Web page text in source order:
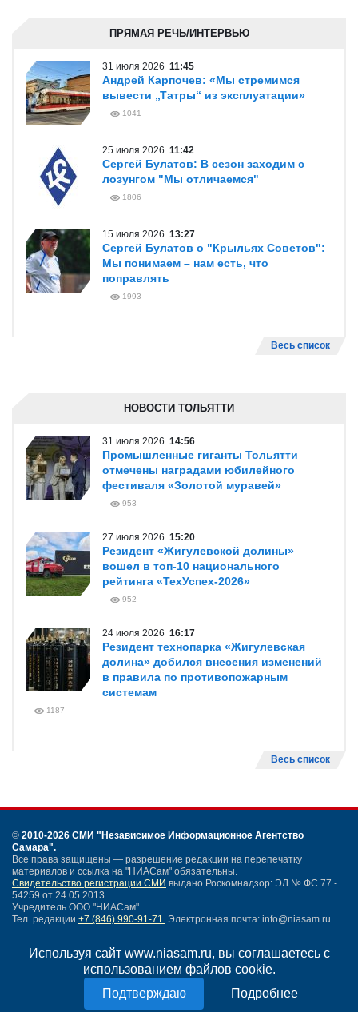
Используя сайт www.niasam.ru, вы соглашаетесь с
использованием файлов cookie.
Подробнее
ПРЯМАЯ РЕЧЬ/ИНТЕРВЬЮ
31 июля 2026 11:45
Андрей Карпочев: «Мы стремимся
вывести „Татры“ из эксплуатации»
1041
25 июля 2026 11:42
Сергей Булатов: В сезон заходим с
лозунгом "Мы отличаемся"
1806
15 июля 2026 13:27
Сергей Булатов о "Крыльях Советов":
Мы понимаем – нам есть, что
поправлять
1993
Весь список
НОВОСТИ ТОЛЬЯТТИ
31 июля 2026 14:56
Промышленные гиганты Тольятти
отмечены наградами юбилейного
фестиваля «Золотой муравей»
953
27 июля 2026 15:20
Резидент «Жигулевской долины»
вошел в топ-10 национального
рейтинга «ТехУспех-2026»
952
24 июля 2026 16:17
Резидент технопарка «Жигулевская
долина» добился внесения изменений
в правила по противопожарным
системам
1187
Весь список
© 2010-2026 СМИ "Независимое Информационное Агентство
Самара".
Все права защищены — разрешение редакции на перепечатку
материалов и ссылка на "НИАСам" обязательны.
Свидетельство регистрации СМИ выдано Роскомнадзор: ЭЛ № ФС 77 -
54259 от 24.05.2013.
Учредитель ООО "НИАСам".
Тел. редакции +7 (846) 990-91-71. Электронная почта: info@niasam.ru
Карта сайта
Нашли ошибку?
Политика конфиденциальности
Согласие на обработку персональных данных